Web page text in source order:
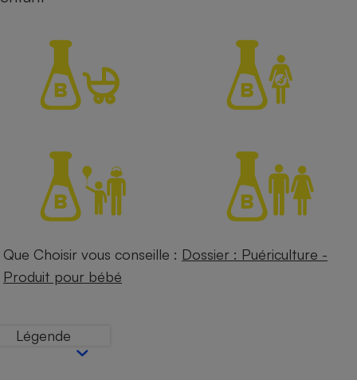
Que Choisir vous conseille : Dossier : Puériculture -
Produit pour bébé
Légende
Complément
alimentaire
bouteille
Assurance emprunteur
Banque
Téléviseur
Matelas
Mutuelle
Antimoustique